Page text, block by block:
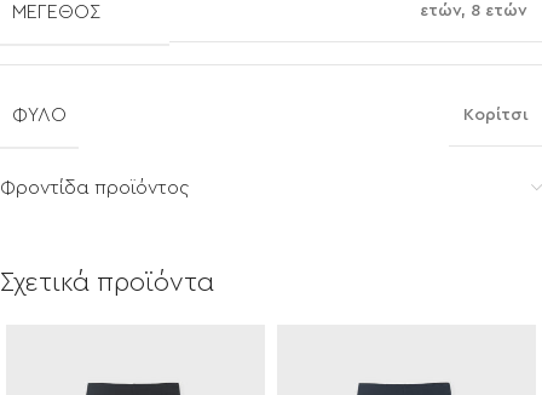
ΜΈΓΕΘΟΣ
ετών, 8 ετών
ΦΎΛΟ Κορίτσι
Φροντίδα προϊόντος
Σχετικά προϊόντα